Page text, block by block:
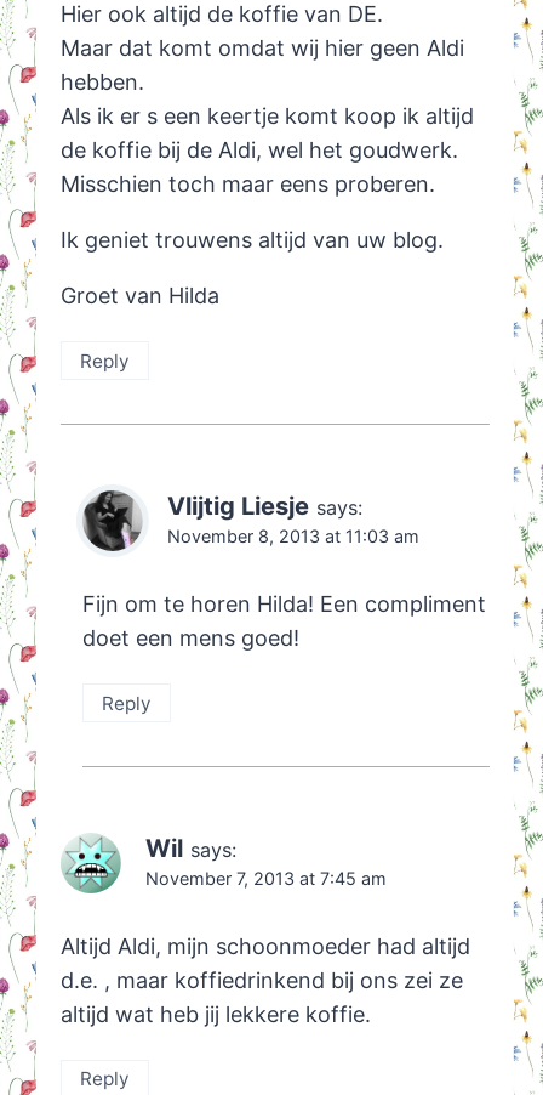
Hier ook altijd de koffie van DE.
Maar dat komt omdat wij hier geen Aldi
hebben.
Als ik er s een keertje komt koop ik altijd
de koffie bij de Aldi, wel het goudwerk.
Misschien toch maar eens proberen.
Ik geniet trouwens altijd van uw blog.
Groet van Hilda
Reply
Vlijtig Liesje says:
November 8, 2013 at 11:03 am
Fijn om te horen Hilda! Een compliment
doet een mens goed!
Reply
Wil says:
November 7, 2013 at 7:45 am
Altijd Aldi, mijn schoonmoeder had altijd
d.e. , maar koffiedrinkend bij ons zei ze
altijd wat heb jij lekkere koffie.
Reply